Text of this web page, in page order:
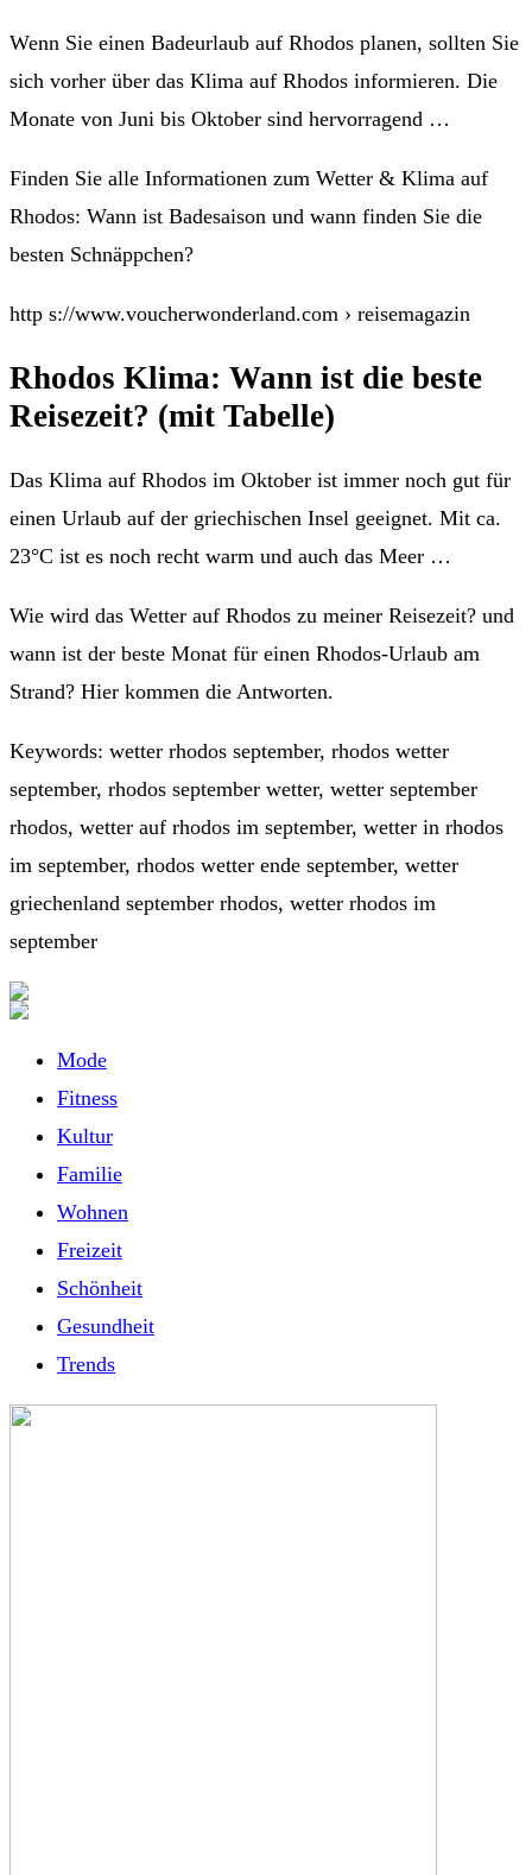
Wenn Sie einen Badeurlaub auf Rhodos planen, sollten Sie
sich vorher über das Klima auf Rhodos informieren. Die
Monate von Juni bis Oktober sind hervorragend …
Finden Sie alle Informationen zum Wetter & Klima auf
Rhodos: Wann ist Badesaison und wann finden Sie die
besten Schnäppchen?
http s://www.voucherwonderland.com › reisemagazin
Rhodos Klima: Wann ist die beste
Reisezeit? (mit Tabelle)
Das Klima auf Rhodos im Oktober ist immer noch gut für
einen Urlaub auf der griechischen Insel geeignet. Mit ca.
23°C ist es noch recht warm und auch das Meer …
Wie wird das Wetter auf Rhodos zu meiner Reisezeit? und
wann ist der beste Monat für einen Rhodos-Urlaub am
Strand? Hier kommen die Antworten.
Keywords: wetter rhodos september, rhodos wetter
september, rhodos september wetter, wetter september
rhodos, wetter auf rhodos im september, wetter in rhodos
im september, rhodos wetter ende september, wetter
griechenland september rhodos, wetter rhodos im
september
Mode
Fitness
Kultur
Familie
Wohnen
Freizeit
Schönheit
Gesundheit
Trends